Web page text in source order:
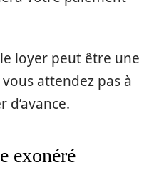
loyer peut être une
attendez pas à
d’avance.
exonéré